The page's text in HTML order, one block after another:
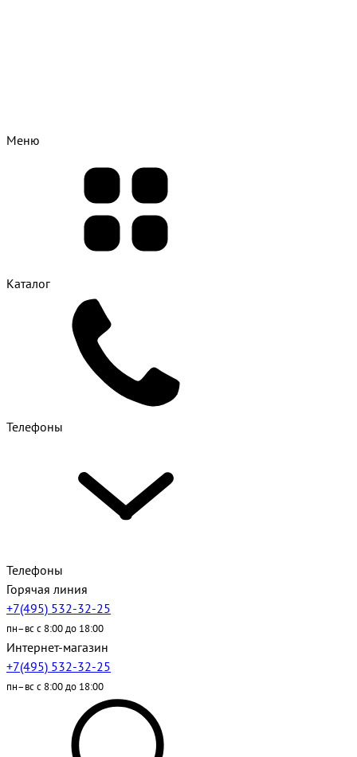
Меню
Каталог
Телефоны
Телефоны
Горячая линия
+7(495) 532-32-25
пн–вс с 8:00 до 18:00
Интернет-магазин
+7(495) 532-32-25
пн–вс с 8:00 до 18:00